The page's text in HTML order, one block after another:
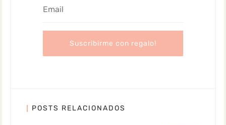
POSTS RELACIONADOS